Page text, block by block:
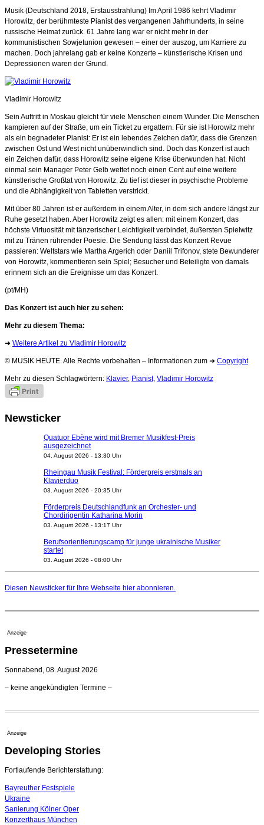
Musik (Deutschland 2018, Erstausstrahlung) Im April 1986 kehrt Vladimir
Horowitz, der berühmteste Pianist des vergangenen Jahrhunderts, in seine
russische Heimat zurück. 61 Jahre lang war er nicht mehr in der
kommunistischen Sowjetunion gewesen – einer der auszog, um Karriere zu
machen. Doch jahrelang gab er keine Konzerte – künstlerische Krisen und
Depressionen waren der Grund.
Vladimir Horowitz
Sein Auftritt in Moskau gleicht für viele Menschen einem Wunder. Die Menschen
kampieren auf der Straße, um ein Ticket zu ergattern. Für sie ist Horowitz mehr
als ein begnadeter Pianist: Er ist ein lebendes Zeichen dafür, dass die Grenzen
zwischen Ost und West nicht unüberwindlich sind. Doch das Konzert ist auch
ein Zeichen dafür, dass Horowitz seine eigene Krise überwunden hat. Nicht
einmal sein Manager Peter Gelb wettet noch einen Cent auf eine weitere
künstlerische Großtat von Horowitz. Zu tief ist dieser in psychische Probleme
und die Abhängigkeit von Tabletten verstrickt.
Mit über 80 Jahren ist er außerdem in einem Alter, in dem sich andere längst zur
Ruhe gesetzt haben. Aber Horowitz zeigt es allen: mit einem Konzert, das
höchste Virtuosität mit tänzerischer Leichtigkeit verbindet, äußersten Spielwitz
mit zu Tränen rührender Poesie. Die Sendung lässt das Konzert Revue
passieren: Weltstars wie Martha Argerich oder Daniil Trifonov, stete Bewunderer
von Horowitz, kommentieren sein Spiel; Besucher und Beteiligte von damals
erinnern sich an die Ereignisse um das Konzert.
(pt/MH)
Das Konzert ist auch hier zu sehen:
Mehr zu diesem Thema:
➜ Weitere Artikel zu Vladimir Horowitz
© MUSIK HEUTE. Alle Rechte vorbehalten – Informationen zum ➜ Copyright
Mehr zu diesen Schlagwörtern: Klavier, Pianist, Vladimir Horowitz
Newsticker
Quatuor Ebène wird mit Bremer Musikfest-Preis
ausgezeichnet
04. August 2026 - 13:30 Uhr
Rheingau Musik Festival: Förderpreis erstmals an
Klavierduo
03. August 2026 - 20:35 Uhr
Förderpreis Deutschlandfunk an Orchester- und
Chordirigentin Katharina Morin
03. August 2026 - 13:17 Uhr
Berufsorientierungscamp für junge ukrainische Musiker
startet
03. August 2026 - 08:00 Uhr
Nationaltheater Mannheim
Regensburger Generalmusikdirektor Stefan Veselka
Kammerorchester Heilbronn: Chefdirigent Risto Joost
verlängert bis 2030
Ensemblemitglieder
Dirigent Nicolás Pasquet mit Würth-Preis der
Jeunesses Musicales ausgezeichnet
07. August 2026 - 13:20 Uhr
Diesen Newsticker für Ihre Webseite hier abonnieren.
Anzeige
Pressetermine
Sonnabend, 08. August 2026
– keine angekündigten Termine –
Anzeige
Developing Stories
Fortlaufende Berichterstattung:
Bayreuther Festspiele
Ukraine
Sanierung Kölner Oper
Konzerthaus München